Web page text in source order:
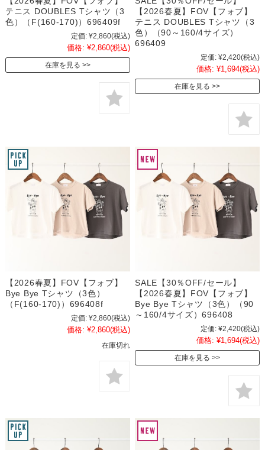
テニス DOUBLES Tシャツ（3
色）（F(160-170)）696409f
定価: ¥2,860(税込)
価格: ¥2,860(税込)
在庫を見る
【2026春夏】FOV【フォブ】
テニス DOUBLES Tシャツ（3
色）（90～160/4サイズ）
696409
定価: ¥2,420(税込)
価格: ¥1,694(税込)
在庫を見る
【2026春夏】FOV【フォブ】
Bye Bye Tシャツ（3色）
（F(160-170)）696408f
定価: ¥2,860(税込)
価格: ¥2,860(税込)
在庫切れ
SALE【30％OFF/セール】
【2026春夏】FOV【フォブ】
Bye Bye Tシャツ（3色）（90
～160/4サイズ）696408
定価: ¥2,420(税込)
価格: ¥1,694(税込)
在庫を見る